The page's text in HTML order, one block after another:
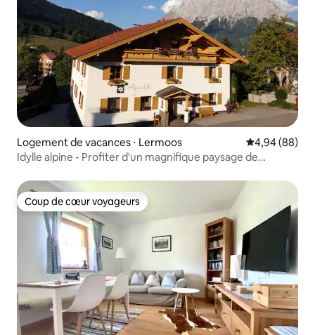
Logement de vacances ⋅ Lermoos Évaluation
4,94 (88)
Idylle alpine - Profiter d'un magnifique paysage de
Coup de cœur voyageurs
Coup de cœur voyageurs